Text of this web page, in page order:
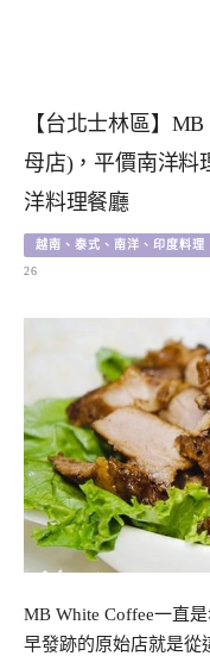
【台北士林區】
母店)，平價南洋料
洋料理餐廳
越南、泰式、南洋、印度料理
26
MB White Coffee一直
早發跡的原始店就是從